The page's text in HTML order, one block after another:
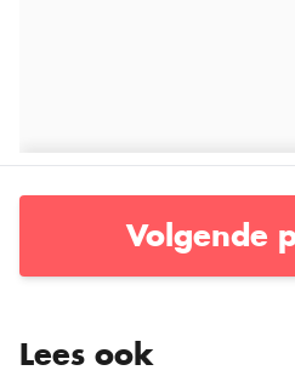
Volgende
Lees ook